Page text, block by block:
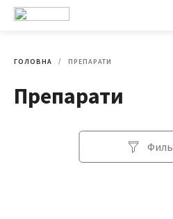
ГОЛОВНА ПРЕПАРАТИ
Препарати